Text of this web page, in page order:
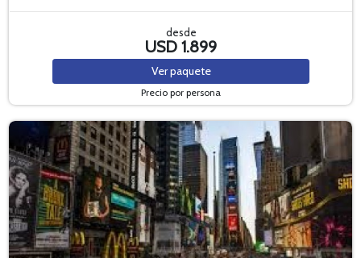
desde
USD 1.899
Verpaquete
Precio por persona